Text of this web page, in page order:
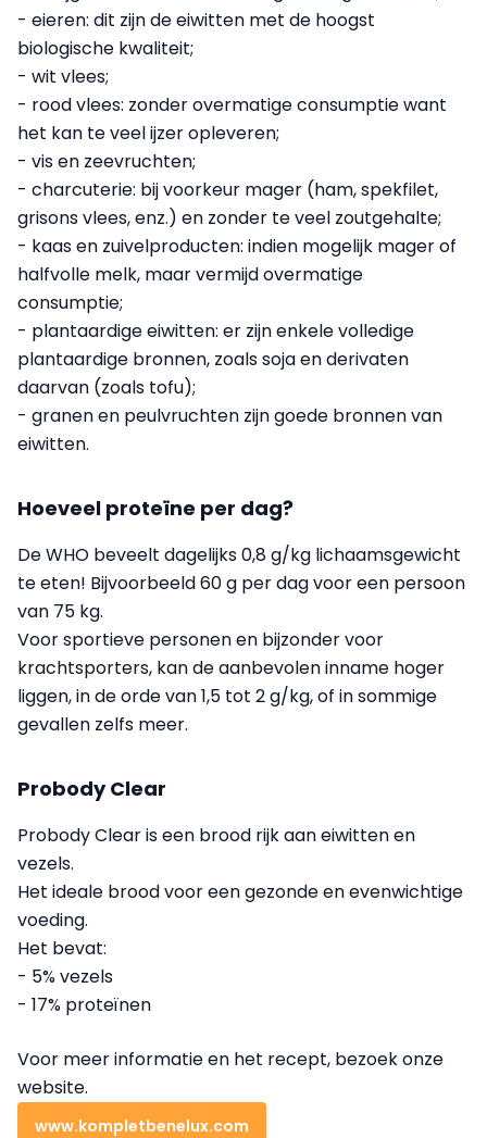
- eieren: dit zijn de eiwitten met de hoogst
biologische kwaliteit;
- wit vlees;
- rood vlees: zonder overmatige consumptie want
het kan te veel ijzer opleveren;
- vis en zeevruchten;
- charcuterie: bij voorkeur mager (ham, spekfilet,
grisons vlees, enz.) en zonder te veel zoutgehalte;
- kaas en zuivelproducten: indien mogelijk mager of
halfvolle melk, maar vermijd overmatige
consumptie;
- plantaardige eiwitten: er zijn enkele volledige
plantaardige bronnen, zoals soja en derivaten
daarvan (zoals tofu);
- granen en peulvruchten zijn goede bronnen van
eiwitten.
Hoeveel proteïne per dag?
De WHO beveelt dagelijks 0,8 g/kg lichaamsgewicht
te eten! Bijvoorbeeld 60 g per dag voor een persoon
van 75 kg.
Voor sportieve personen en bijzonder voor
krachtsporters, kan de aanbevolen inname hoger
liggen, in de orde van 1,5 tot 2 g/kg, of in sommige
gevallen zelfs meer.
Probody Clear
Probody Clear is een brood rijk aan eiwitten en
vezels.
Het ideale brood voor een gezonde en evenwichtige
voeding.
Het bevat:
- 5% vezels
- 17% proteïnen
Voor meer informatie en het recept, bezoek onze
website.
www.kompletbenelux.com